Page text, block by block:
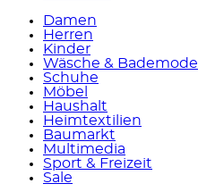
Damen
Herren
Kinder
Wäsche & Bademode
Schuhe
Möbel
Haushalt
Heimtextilien
Baumarkt
Multimedia
Sport & Freizeit
Sale